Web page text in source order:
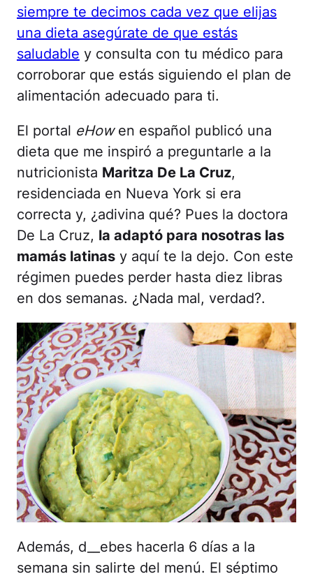
siempre te decimos cada vez que elijas
una dieta asegúrate de que estás
saludable y consulta con tu médico para
corroborar que estás siguiendo el plan de
alimentación adecuado para ti.
El portal eHowen español publicó una
dieta que me inspiró a preguntarle a la
nutricionista Maritza De La Cruz,
residenciada en Nueva York si era
correcta y, ¿adivina qué? Pues la doctora
De La Cruz, la adaptó para nosotras las
mamás latinas y aquí te la dejo. Con este
régimen puedes perder hasta diez libras
en dos semanas. ¿Nada mal, verdad?.
Además, d__ebes hacerla 6 días a la
semana sin salirte del menú. El séptimo